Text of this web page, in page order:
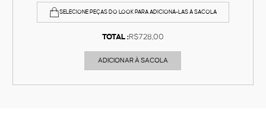
SELECIONE PEÇAS DO LOOK PARA ADICIONÁ-LAS À SACOLA
TOTAL :R$728,00
ADICIONAR À SACOLA